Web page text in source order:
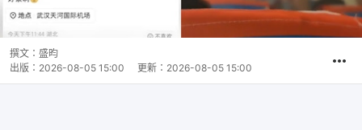
撰文： 盛昀
出版： 2026-08-05 15:00 更新： 2026-08-05 15:00